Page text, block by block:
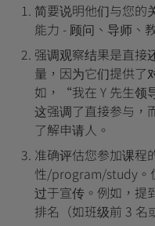
简要说明他们与您的
能力 - 顾问、导师、
强调观察结果是直接
量，因为它们提供了
如，“我在 Y 先生领
这强调了直接参与，
了解申请人。
准确评估您参加课程
性/program/study。
过于宣传。例如，提
排名（如班级前 3 名